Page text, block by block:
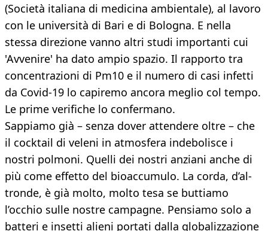
(Società italiana di medicina ambientale), al lavoro
con le università di Bari e di Bologna. E nella
stessa direzione vanno altri studi importanti cui
'Avvenire' ha dato ampio spazio. Il rapporto tra
concentrazioni di Pm10 e il numero di casi infetti
da Covid-19 lo capiremo ancora meglio col tempo.
Le prime verifiche lo confermano.
Sappiamo già – senza dover attendere oltre – che
il cocktail di veleni in atmosfera indebolisce i
nostri polmoni. Quelli dei nostri anziani anche di
più come effetto del bioaccumulo. La corda, d’al-
tronde, è già molto, molto tesa se buttiamo
l’occhio sulle nostre campagne. Pensiamo solo a
batteri e insetti alieni portati dalla globalizzazione